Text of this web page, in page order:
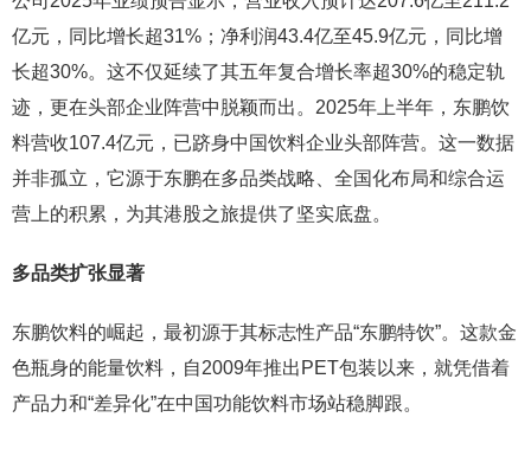
亿元，同比增长超31%；净利润43.4亿至45.9亿元，同比增
长超30%。这不仅延续了其五年复合增长率超30%的稳定轨
迹，更在头部企业阵营中脱颖而出。2025年上半年，东鹏饮
料营收107.4亿元，已跻身中国饮料企业头部阵营。这一数据
并非孤立，它源于东鹏在多品类战略、全国化布局和综合运
营上的积累，为其港股之旅提供了坚实底盘。
多品类扩张显著
东鹏饮料的崛起，最初源于其标志性产品“东鹏特饮”。这款金
色瓶身的能量饮料，自2009年推出PET包装以来，就凭借着
产品力和“差异化”在中国功能饮料市场站稳脚跟。